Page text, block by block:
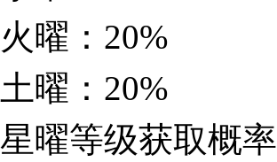
火曜：20%
土曜：20%
星曜等级获取概率